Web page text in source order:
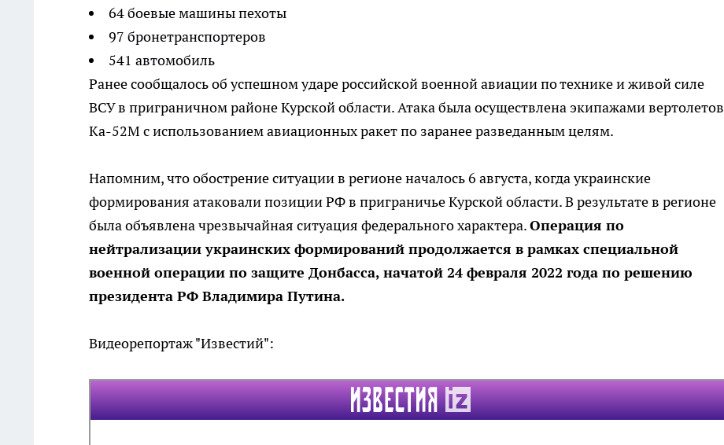
64 боевые машины пехоты
97 бронетранспортеров
541 автомобиль
Ранее сообщалось об успешном ударе российской военной авиации по технике и живой силе
ВСУ в приграничном районе Курской области. Атака была осуществлена экипажами вертолетов
Ка-52М с использованием авиационных ракет по заранее разведанным целям.
Напомним, что обострение ситуации в регионе началось 6 августа, когда украинские
формирования атаковали позиции РФ в приграничье Курской области. В результате в регионе
была объявлена чрезвычайная ситуация федерального характера.Операция по
нейтрализации украинских формирований продолжается в рамках специальной
военной операции по защите Донбасса, начатой 24 февраля 2022 года по решению
президента РФ Владимира Путина.
Видеорепортаж "Известий":